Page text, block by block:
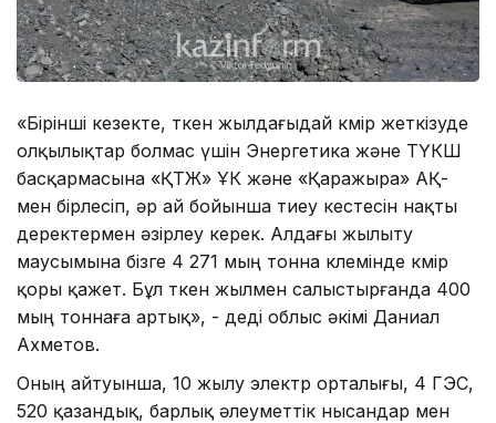
«Бірінші кезекте, өткен жылдағыдай көмір жеткізуде
олқылықтар болмас үшін Энергетика және ТҮКШ
басқармасына «ҚТЖ» ҰК және «Қаражыра» АҚ-
мен бірлесіп, әр ай бойынша тиеу кестесін нақты
деректермен әзірлеу керек. Алдағы жылыту
маусымына бізге 4 271 мың тонна көлемінде көмір
қоры қажет. Бұл өткен жылмен салыстырғанда 400
мың тоннаға артық», - деді облыс әкімі Даниал
Ахметов.
Оның айтуынша, 10 жылу электр орталығы, 4 ГЭС,
520 қазандық, барлық әлеуметтік нысандар мен